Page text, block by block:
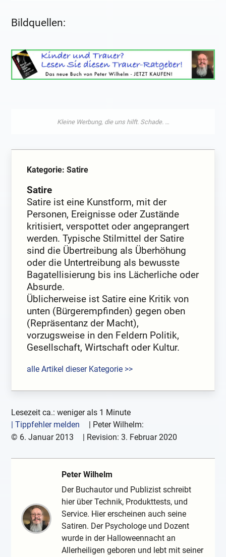
Bildquellen:
Kategorie: Satire
Satire
Satire ist eine Kunstform, mit der
Personen, Ereignisse oder Zustände
kritisiert, verspottet oder angeprangert
werden. Typische Stilmittel der Satire
sind die Übertreibung als Überhöhung
oder die Untertreibung als bewusste
Bagatellisierung bis ins Lächerliche oder
Absurde.
Üblicherweise ist Satire eine Kritik von
unten (Bürgerempfinden) gegen oben
(Repräsentanz der Macht),
vorzugsweise in den Feldern Politik,
Gesellschaft, Wirtschaft oder Kultur.
alle Artikel dieser Kategorie >>
Lesezeit ca.: weniger als 1 Minute
| Tippfehler melden
Peter Wilhelm:
© 6. Januar 2013 | Revision:3. Februar 2020
Peter Wilhelm
Der Buchautor und Publizist schreibt
hier über Technik, Produkttests, und
Service. Hier erscheinen auch seine
Satiren. Der Psychologe und Dozent
wurde in der Halloweennacht an
Allerheiligen geboren und lebt mit seiner